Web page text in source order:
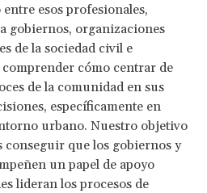
esos profesionales,
gobiernos, organizaciones
de la sociedad civil e
cómo centrar de
de la comunidad en sus
específicamente en
urbano. Nuestro objetivo
conseguir que los gobiernos y
un papel de apoyo
lideran los procesos de